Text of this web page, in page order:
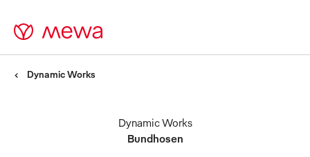
Dynamic Works
Bundhosen
Dynamic Works